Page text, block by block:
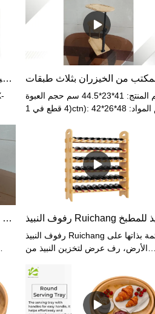
صندوق خبز مزدوج الطبقة لسطح المطبخ مع باب شفاف
حجم المنتج: 41*23*44.5 سم حجم العبوة
(4 قطع في 1ctn): 42*26*48 سم المواد:
سلة فواكه قابلة للطي على شكل عش من الخيزران الطبيعي
رفوف النبيذ Ruichang قائمة بذاتها على
الأرض، رف عرض لتخزين النبيذ من
النبيذ للمطبخ والخزانة وغرفة الطعام
وغرفة المعيشة (ستة طبقات، سعة 54
زجاجة) الموديل: HX-76197 / HX-
76198 المواصفات: 81*26*90.5 سم